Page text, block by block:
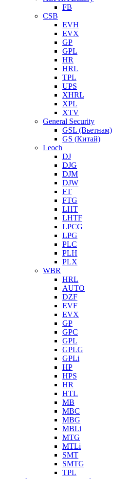
FB
CSB
EVH
EVX
GP
GPL
HR
HRL
TPL
UPS
XHRL
XPL
XTV
General Security
GSL (Вьетнам)
GS (Китай)
Leoch
DJ
DJG
DJM
DJW
FT
FTG
LHT
LHTF
LPCG
LPG
PLC
PLH
PLX
WBR
HRL
AUTO
DZF
EVF
EVX
GP
GPC
GPL
GPLG
GPLi
HP
HPS
HR
HTL
MB
MBC
MBG
MBLi
MTG
MTLi
SMT
SMTG
TPL